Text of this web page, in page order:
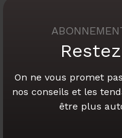
On ne vous promet
nos conseils et les
être plus